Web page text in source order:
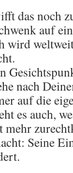
das noch
auf
wird
nach
auf die
es auch,
mehr
Seine